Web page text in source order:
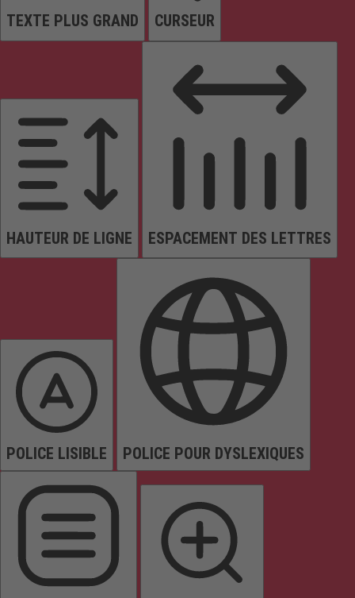
TEXTE PLUS GRAND CURSEUR
HAUTEUR DE LIGNE ESPACEMENT DES LETTRES
POLICE LISIBLE POLICE POUR DYSLEXIQUES